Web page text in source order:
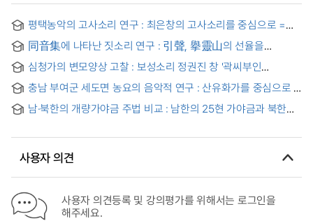
평택농악의 고사소리 연구 : 최은창의 고사소리를 중심으로 =
(A)study on Gosasori in Pyeongtaek Nongak : case study
on Choe Eun-chang's Gosasori
同音集에 나타난 짓소리 연구 : 引聲, 擧靈山의 선율을
中心으로 = (A) Study on Chitsori as it appears in the Tong-
um-chip Concentrating on Insong and Koryongsan
심청가의 변모양상 고찰 : 보성소리 정권진 창 '곽씨부인
장사지내는 대목'을 중심으로 = (An) Abstraction of Korean
literature study of the changing phases of 'Sim Chung Ga'
충남 부여군 세도면 농요의 음악적 연구 : 산유화가를 중심으로 =
(A)Musical study on farm-working songs in Sedomyon
Buyeogun Chungnam province : concentrate on
남·북한의 개량가야금 주법 비교 : 남한의 25현 가야금과 북한의
rendition comparison of South Korea and North Korea :
strings Gayageum of North Korea
사용자 의견
사용자 의견등록 및 강의평가를 위해서는 로그인을
해주세요.